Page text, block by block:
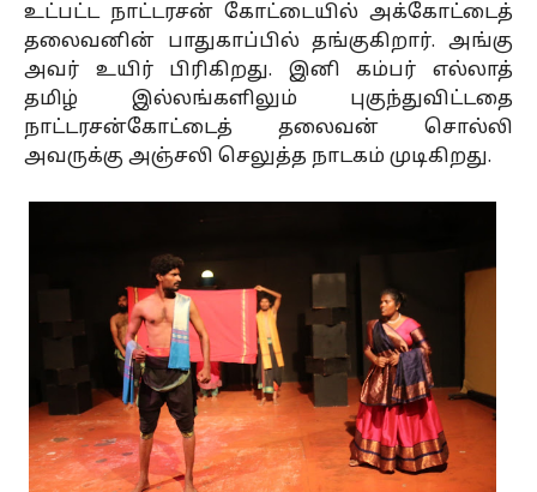
உட்பட்ட நாட்டரசன் கோட்டையில் அக்கோட்டைத்
தலைவனின் பாதுகாப்பில் தங்குகிறார். அங்கு
அவர் உயிர் பிரிகிறது. இனி கம்பர் எல்லாத்
தமிழ் இல்லங்களிலும் புகுந்துவிட்டதை
நாட்டரசன்கோட்டைத் தலைவன் சொல்லி
அவருக்கு அஞ்சலி செலுத்த நாடகம் முடிகிறது.